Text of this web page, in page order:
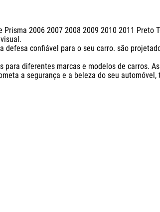
2006 2007 2008 2009 2010 2011 Preto
confiável para o seu carro. são
diferentes marcas e modelos de carros.
a segurança e a beleza do seu